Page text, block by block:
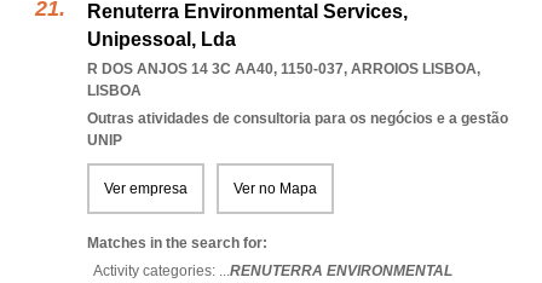
Renuterra Environmental Services,
Unipessoal, Lda
R DOS ANJOS 14 3C AA40, 1150-037, ARROIOS LISBOA,
LISBOA
Outras atividades de consultoria para os negócios e a gestão
UNIP
Ver empresa Ver no Mapa
Matches in the search for:
Activity categories: ...RENUTERRA ENVIRONMENTAL